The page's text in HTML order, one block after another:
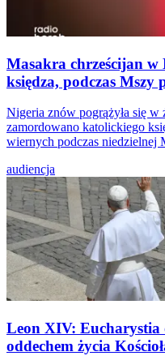
Masakra chrześcijan
księdza, podczas Mszy
Nigeria znów pogrążyła się w
zamordowano katolickiego
wiernych podczas niedzielnej
audiencja
Leon XIV:
oddechem życia